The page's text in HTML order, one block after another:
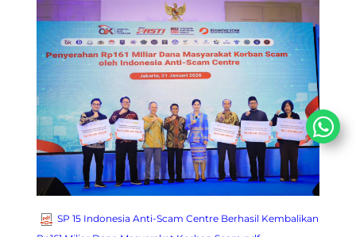
SP 15 Indonesia Anti-Scam Centre Berhasil Kembalikan